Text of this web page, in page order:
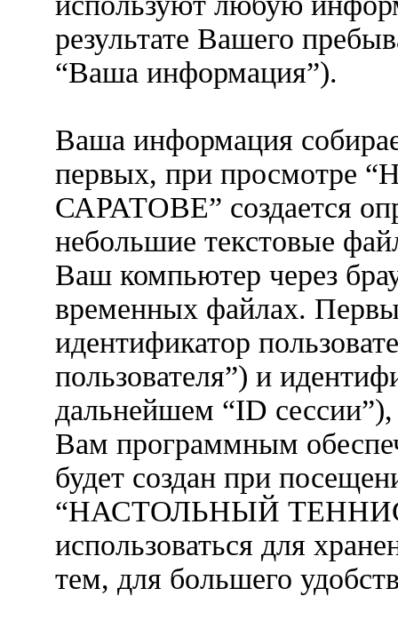
результате Вашего
“Ваша информация”).
Ваша информация
первых, при
САРАТОВЕ” создается
небольшие текстовые
Ваш компьютер через
временных файлах.
идентификатор
пользователя”) и
дальнейшем “ID
Вам программным
будет создан при
“НАСТОЛЬНЫЙ ТЕННИС
использоваться для
тем, для большего